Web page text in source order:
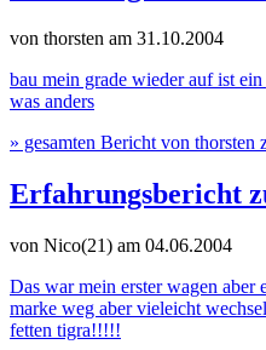
von thorsten am 31.10.2004
bau mein grade wieder auf ist
was anders
» gesamten Bericht von thorsten
Erfahrungsbericht
von Nico(21) am 04.06.2004
Das war mein erster wagen
marke weg aber vieleicht
fetten tigra!!!!!